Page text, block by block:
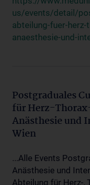
us/events/detail/
abteilung-fuer-
anaesthesie-und-
Postgraduales
für Herz-
Anästhesie und
Wien
...Alle Events
Anästhesie und
Abteilung für Herz-,